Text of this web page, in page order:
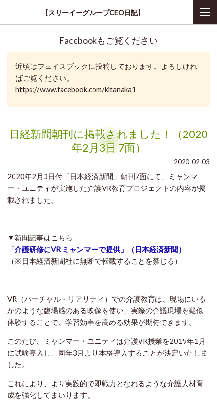
【スリーイーグループCEO日記】
Facebookもご覧ください
近頃はフェイスブックに投稿しております。よろしけれ
ばご覧ください。
https://www.facebook.com/kitanaka1
日経新聞朝刊に掲載されました！（2020
年2月3日 7面）
2020-02-03
2020年2月3日付「日本経済新聞」朝刊7面にて、ミャンマ
ー・ユニティが実施した介護VR教育プロジェクトの内容が掲
載されました。
▼新聞記事はこちら
「介護研修にVR ミャンマーで提供」（日本経済新聞）
（※日本経済新聞社に無断で転載することを禁じる）
VR（バーチャル・リアリティ）での介護教育は、現場にいる
かのような臨場感のある映像を使い、実際の介護現場を疑似
体験することで、学習効率を高める効果が期待できます。
このたび、ミャンマー・ユニティは介護VR授業を2019年1月
に試験導入し、同年3月より本格導入することが決定いたしま
した。
これにより、より実践的で即戦力となれるような介護人材育
成を強化してまいります。